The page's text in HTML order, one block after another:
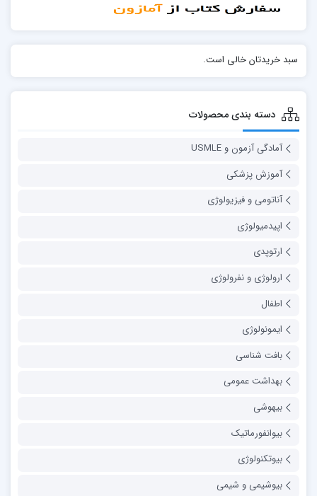
سبد خریدتان خالی است.
دسته بندی محصولات
آمادگی آزمون و USMLE
آموزش پزشکی
آناتومی و فیزیولوژی
اپیدمیولوژی
ارتوپدی
ارولوژی و نفرولوژی
اطفال
ایمونولوژی
بافت شناسی
بهداشت عمومی
بیهوشی
بیوانفورماتیک
بیوتکنولوژی
بیوشیمی و شیمی